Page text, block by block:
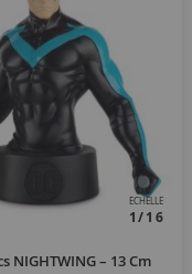
ECHELLE
1/16
NIGHTWING – 13 Cm